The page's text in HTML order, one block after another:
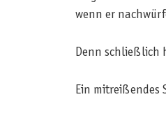
wenn er
Denn schließlich
Ein mitreißendes